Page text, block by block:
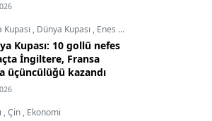
, Dünya Kupası , Enes Demircioğlu
Kupası: 10 gollü nefes
İngiltere, Fransa
üçüncülüğü kazandı
,Çin , Ekonomi